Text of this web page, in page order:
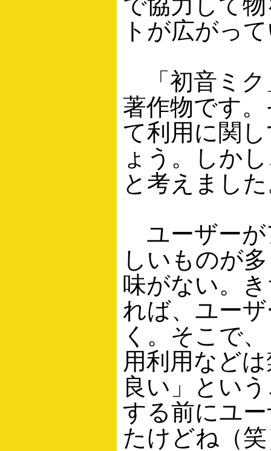
トが広がっ
「初音ミク
著作物です
て利用に関
ょう。しか
と考えまし
ユーザーが
しいものが
味がない。
れば、ユー
く。そこで
用利用など
良い」とい
する前にユ
たけどね（